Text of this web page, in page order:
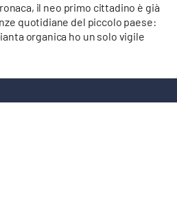
il neo primo cittadino è già
quotidiane del piccolo paese:
organica ho un solo vigile